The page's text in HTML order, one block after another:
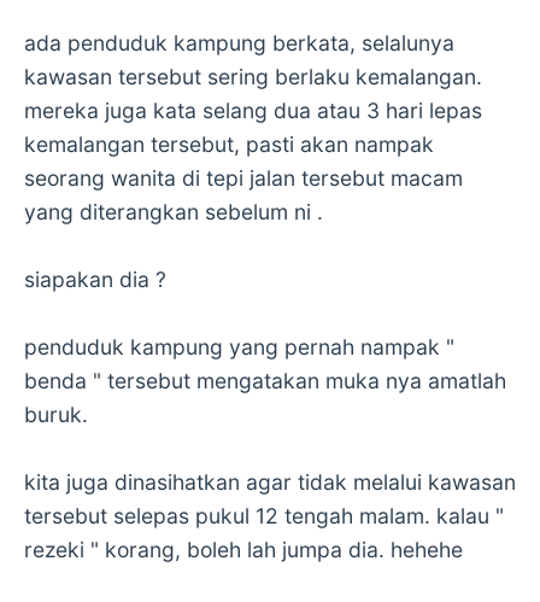
ada penduduk kampung berkata, selalunya
kawasan tersebut sering berlaku kemalangan.
mereka juga kata selang dua atau 3 hari lepas
kemalangan tersebut, pasti akan nampak
seorang wanita di tepi jalan tersebut macam
yang diterangkan sebelum ni .
siapakan dia ?
penduduk kampung yang pernah nampak "
benda " tersebut mengatakan muka nya amatlah
buruk.
kita juga dinasihatkan agar tidak melalui kawasan
tersebut selepas pukul 12 tengah malam. kalau "
rezeki " korang, boleh lah jumpa dia. hehehe